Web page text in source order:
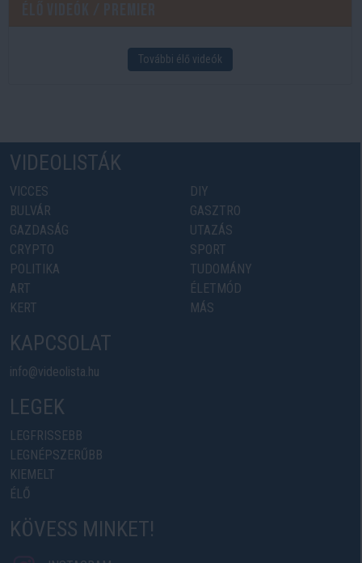
További élő videók
VIDEOLISTÁK
VICCES
BULVÁR
GAZDASÁG
CRYPTO
POLITIKA
ART
KERT
DIY
GASZTRO
UTAZÁS
SPORT
TUDOMÁNY
ÉLETMÓD
MÁS
KAPCSOLAT
info@videolista.hu
LEGEK
LEGFRISSEBB
LEGNÉPSZERŰBB
KIEMELT
ÉLŐ
KÖVESS MINKET!